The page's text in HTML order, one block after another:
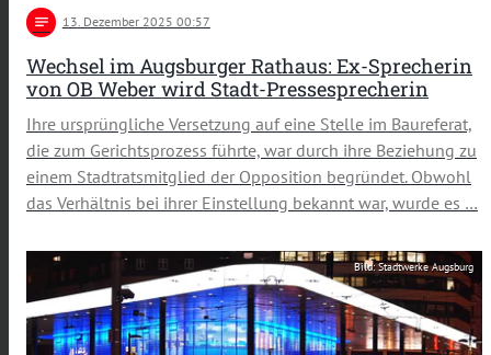
notes 13. Dezember 2025 00:57
Wechsel im Augsburger Rathaus: Ex-Sprecherin
von OB Weber wird Stadt-Pressesprecherin
Ihre ursprüngliche Versetzung auf eine Stelle im Baureferat,
die zum Gerichtsprozess führte, war durch ihre Beziehung zu
einem Stadtratsmitglied der Opposition begründet. Obwohl
das Verhältnis bei ihrer Einstellung bekannt war, wurde es …
Bild: Stadtwerke Augsburg